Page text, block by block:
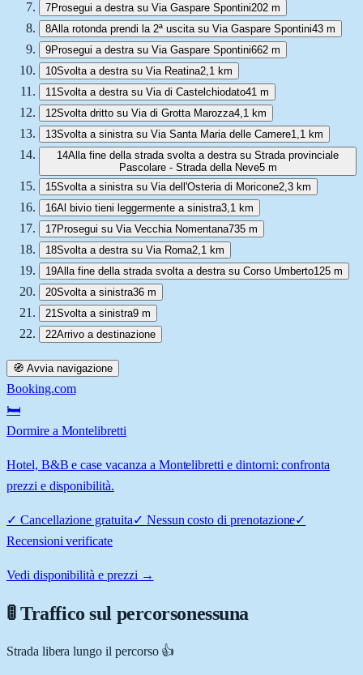
7Prosegui a destra su Via Gaspare Spontini202 m
8Alla rotonda prendi la 2ª uscita su Via Gaspare Spontini43 m
9Prosegui a destra su Via Gaspare Spontini662 m
10Svolta a destra su Via Reatina2,1 km
11Svolta a destra su Via di Castelchiodato41 m
12Svolta dritto su Via di Grotta Marozza4,1 km
13Svolta a sinistra su Via Santa Maria delle Camere1,1 km
14Alla fine della strada svolta a destra su Strada provinciale
Pascolare - Strada della Neve5 m
15Svolta a sinistra su Via dell'Osteria di Moricone2,3 km
16Al bivio tieni leggermente a sinistra3,1 km
17Prosegui su Via Vecchia Nomentana735 m
18Svolta a destra su Via Roma2,1 km
19Alla fine della strada svolta a destra su Corso Umberto125 m
20Svolta a sinistra36 m
21Svolta a sinistra9 m
22Arrivo a destinazione
🧭 Avvia navigazione
Booking.com
🛏️
Dormire a Montelibretti
Hotel, B&B e case vacanza a Montelibretti e dintorni: confronta
prezzi e disponibilità.
✓ Cancellazione gratuita✓ Nessun costo di prenotazione✓
Recensioni verificate
Vedi disponibilità e prezzi →
🚦 Traffico sul percorsonessuna
Strada libera lungo il percorso 👍